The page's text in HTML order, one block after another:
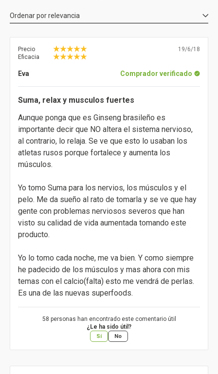
Ordenar porrelevancia
Precio
Eficacia
19/6/18
Eva Comprador verificado
Suma, relax y musculos fuertes
Aunque ponga que es Ginseng brasileño es
importante decir que NO altera el sistema nervioso,
al contrario, lo relaja. Se ve que esto lo usaban los
atletas rusos porque fortalece y aumenta los
músculos.
Yo tomo Suma para los nervios, los músculos y el
pelo. Me da sueño al rato de tomarla y se ve que hay
gente con problemas nerviosos severos que han
visto su calidad de vida aumentada tomando este
producto.
Yo lo tomo cada noche, me va bien. Y como siempre
he padecido de los músculos y mas ahora con mis
temas con el calcio(falta) esto me vendrá de perlas.
Es una de las nuevas superfoods.
58 personas han encontrado este comentario útil
¿Le ha sido útil?
Sí No